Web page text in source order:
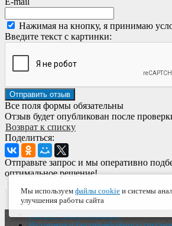
Нажимая на кнопку, я принимаю
Введите текст с картинки:
Все поля формы обязательны
Отзыв будет опубликован после
Возврат к списку
Поделиться:
Отправьте запрос и мы оперативно
оптимальное решение!
Мы используем файлы cookie и системы
улучшения работы сайта